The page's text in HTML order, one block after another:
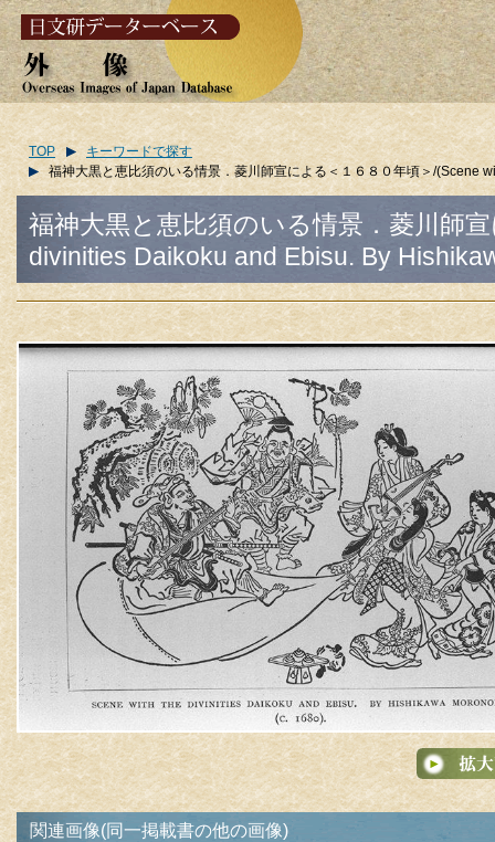
TOP
キーワードで探す
福神大黒と恵比須のいる情景．菱川師宣による＜１６８０年頃＞/
福神大黒と恵比須のいる情景．菱川師
divinities Daikoku and Ebisu. By
関連画像(同一掲載書の他の画像)